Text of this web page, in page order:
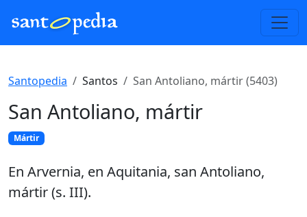
Santopedia Santos San Antoliano, mártir (5403)
San Antoliano, mártir
Mártir
En Arvernia, en Aquitania, san Antoliano,
mártir (s. III).